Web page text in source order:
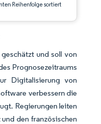
Reihenfolge sortiert
und soll von
Prognosezeitraums
Digitalisierung von
verbessern die
Regierungen leiten
den französischen